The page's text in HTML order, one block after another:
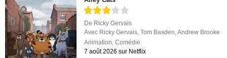
De Ricky Gervais
Avec Ricky Gervais,Tom Basden,Andrew Brooke
Animation,Comédie
7 août 2026 sur Netflix